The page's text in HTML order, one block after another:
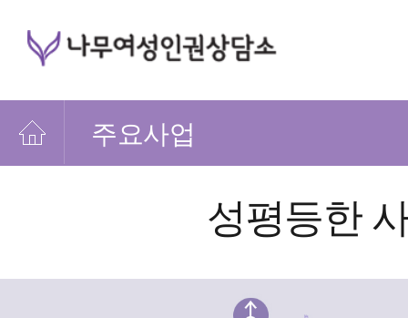
주요사업
성평등한